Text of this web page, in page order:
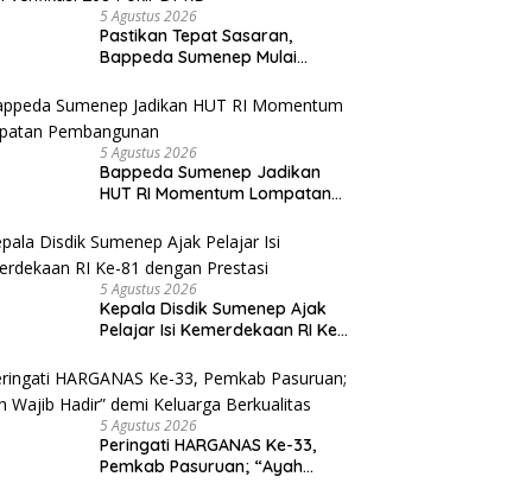
5 Agustus 2026
Pastikan Tepat Sasaran,
Bappeda Sumenep Mulai
5 Agustus 2026
Bappeda Sumenep Jadikan
HUT RI Momentum Lompatan
5 Agustus 2026
Kepala Disdik Sumenep Ajak
Pelajar Isi Kemerdekaan RI Ke-
5 Agustus 2026
Peringati HARGANAS Ke-33,
Pemkab Pasuruan; “Ayah